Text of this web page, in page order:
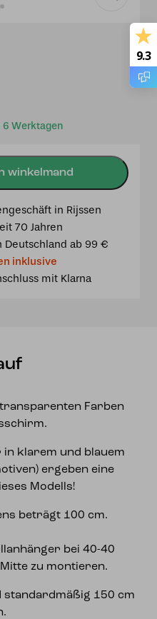
6 Werktagen
in Rijssen
70 Jahren
Deutschland ab 99 €
inklusive
mit Klarna
Farben
klarem und blauem
ergeben eine
Modells!
beträgt 100 cm.
bei 40-40
zu montieren.
standardmäßig 150 cm
9.3